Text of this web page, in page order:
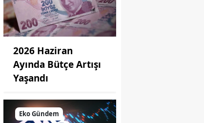
2026 Haziran
Ayında Bütçe Artışı
Yaşandı
Eko Gündem